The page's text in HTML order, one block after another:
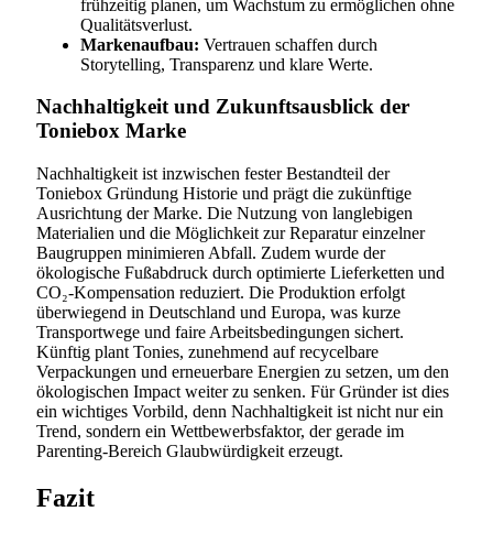
frühzeitig planen, um Wachstum zu ermöglichen ohne
Qualitätsverlust.
Markenaufbau: Vertrauen schaffen durch
Storytelling, Transparenz und klare Werte.
Nachhaltigkeit und Zukunftsausblick der
Toniebox Marke
Nachhaltigkeit ist inzwischen fester Bestandteil der
Toniebox Gründung Historie und prägt die zukünftige
Ausrichtung der Marke. Die Nutzung von langlebigen
Materialien und die Möglichkeit zur Reparatur einzelner
Baugruppen minimieren Abfall. Zudem wurde der
ökologische Fußabdruck durch optimierte Lieferketten und
CO₂-Kompensation reduziert. Die Produktion erfolgt
überwiegend in Deutschland und Europa, was kurze
Transportwege und faire Arbeitsbedingungen sichert.
Künftig plant Tonies, zunehmend auf recycelbare
Verpackungen und erneuerbare Energien zu setzen, um den
ökologischen Impact weiter zu senken. Für Gründer ist dies
ein wichtiges Vorbild, denn Nachhaltigkeit ist nicht nur ein
Trend, sondern ein Wettbewerbsfaktor, der gerade im
Parenting-Bereich Glaubwürdigkeit erzeugt.
Fazit